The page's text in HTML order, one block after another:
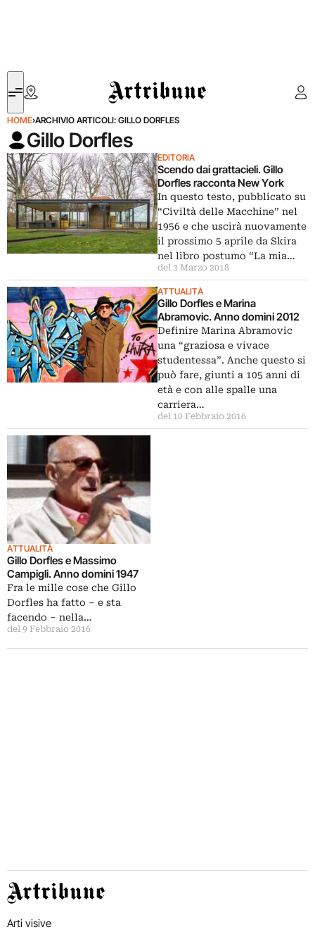
Artribune
HOME›ARCHIVIO ARTICOLI: GILLO DORFLES
Gillo Dorfles
EDITORIA
Scendo dai grattacieli. Gillo
Dorfles racconta New York
In questo testo, pubblicato su
“Civiltà delle Macchine” nel
1956 e che uscirà nuovamente
il prossimo 5 aprile da Skira
nel libro postumo “La mia…
del 3 Marzo 2018
ATTUALITÀ
Gillo Dorfles e Marina
Abramovic. Anno domini 2012
Definire Marina Abramovic
una “graziosa e vivace
studentessa”. Anche questo si
può fare, giunti a 105 anni di
età e con alle spalle una
carriera…
del 10 Febbraio 2016
ATTUALITÀ
Gillo Dorfles e Massimo
Campigli. Anno domini 1947
Fra le mille cose che Gillo
Dorfles ha fatto – e sta
facendo – nella…
del 9 Febbraio 2016
Artribune
Arti visive